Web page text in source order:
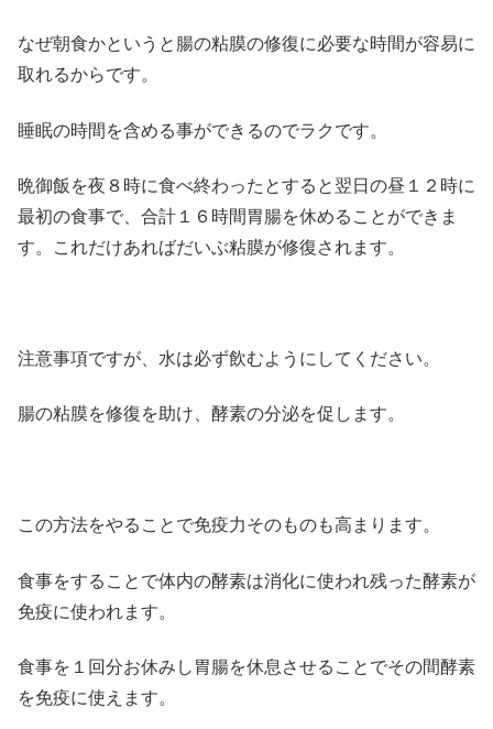
なぜ朝食かというと腸の粘膜の修復に必要な時間が容易に
取れるからです。
睡眠の時間を含める事ができるのでラクです。
晩御飯を夜８時に食べ終わったとすると翌日の昼１２時に
最初の食事で、合計１６時間胃腸を休めることができま
す。これだけあればだいぶ粘膜が修復されます。
注意事項ですが、水は必ず飲むようにしてください。
腸の粘膜を修復を助け、酵素の分泌を促します。
この方法をやることで免疫力そのものも高まります。
食事をすることで体内の酵素は消化に使われ残った酵素が
免疫に使われます。
食事を１回分お休みし胃腸を休息させることでその間酵素
を免疫に使えます。